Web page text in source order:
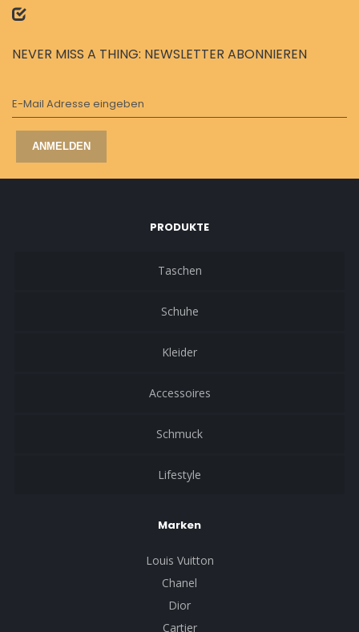
NEVER MISS A THING: NEWSLETTER ABONNIEREN
E-Mail Adresse eingeben
ANMELDEN
PRODUKTE
Taschen
Schuhe
Kleider
Accessoires
Schmuck
Lifestyle
Marken
Louis Vuitton
Chanel
Dior
Cartier